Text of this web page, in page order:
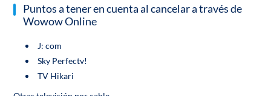
Puntos a tener en cuenta al cancelar a través de
Wowow Online
J: com
Sky Perfectv!
TV Hikari